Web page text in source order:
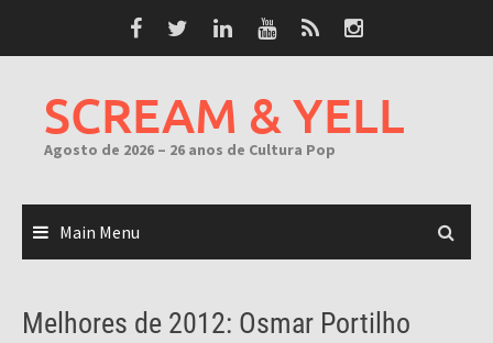
SCREAM & YELL
Agosto de 2026 – 26 anos de Cultura Pop
Main Menu
Melhores de 2012: Osmar Portilho